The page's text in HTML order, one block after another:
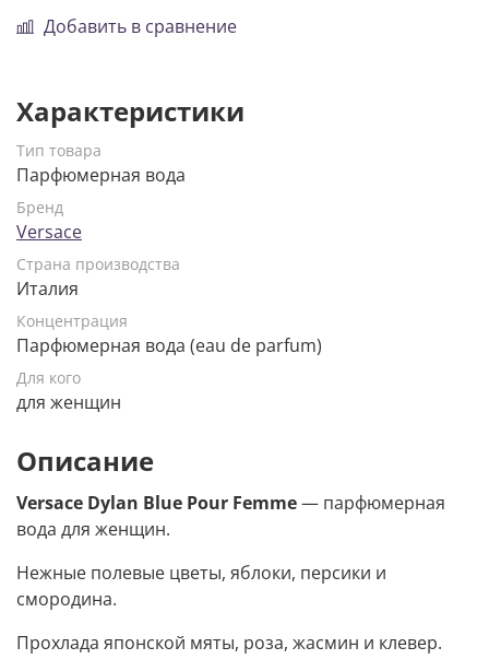
Добавить в сравнение
Характеристики
Тип товара
Парфюмерная вода
Бренд
Versace
Страна производства
Италия
Концентрация
Парфюмерная вода (eau de parfum)
Для кого
для женщин
Описание
Versace Dylan Blue Pour Femme— парфюмерная
вода для женщин.
Нежные полевые цветы, яблоки, персики и
смородина.
Прохлада японской мяты, роза, жасмин и клевер.